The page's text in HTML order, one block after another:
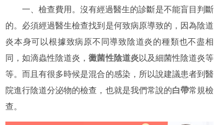
一、檢查費用。沒有經過醫生的診斷是不能盲目判斷
的。必須經過醫生檢查找到是何致病原導致的，因為陰道
炎本身可以根據致病原不同導致陰道炎的種類也不盡相
同，如滴蟲性陰道炎，黴菌性陰道炎以及細菌性陰道炎等
等。而且有很多時候是混合的感染，所以說建議患者到醫
院進行陰道分泌物的檢查，也就是我們常說的白帶常規檢
查。